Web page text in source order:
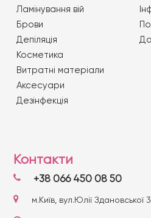
Ламінування вій
Брови
Депіляція
Косметика
Витратні матеріали
Аксесуари
Дезінфекція
Контакти
+38 066 450 08 50
м.Київ, вул.Юлії